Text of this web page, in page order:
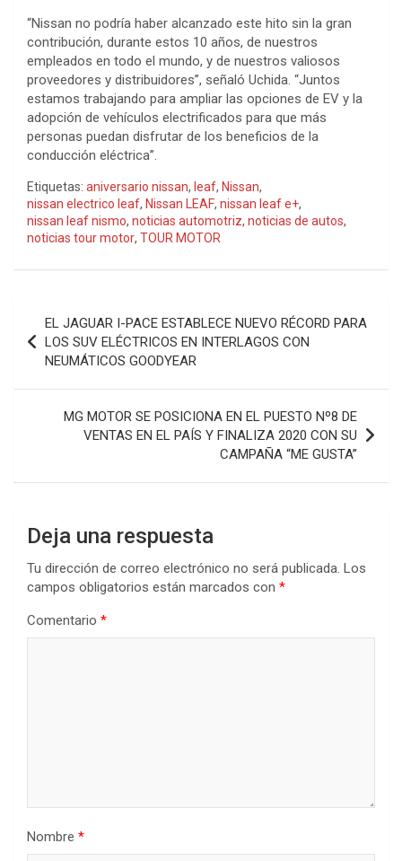
“Nissan no podría haber alcanzado este hito sin la gran
contribución, durante estos 10 años, de nuestros
empleados en todo el mundo, y de nuestros valiosos
proveedores y distribuidores”, señaló Uchida. “Juntos
estamos trabajando para ampliar las opciones de EV y la
adopción de vehículos electrificados para que más
personas puedan disfrutar de los beneficios de la
conducción eléctrica”.
Etiquetas: aniversario nissan, leaf, Nissan,
nissan electrico leaf, Nissan LEAF, nissan leaf e+,
nissan leaf nismo, noticias automotriz, noticias de autos,
noticias tour motor, TOUR MOTOR
de
entradas
EL JAGUAR I-PACE ESTABLECE NUEVO RÉCORD PARA
LOS SUV ELÉCTRICOS EN INTERLAGOS CON
NEUMÁTICOS GOODYEAR
MG MOTOR SE POSICIONA EN EL PUESTO Nº8 DE
VENTAS EN EL PAÍS Y FINALIZA 2020 CON SU
CAMPAÑA “ME GUSTA”
Deja una respuesta
Tu dirección de correo electrónico no será publicada. Los
campos obligatorios están marcados con *
Comentario *
Nombre *